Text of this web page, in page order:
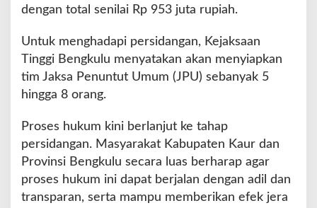
dengan total senilai Rp 953 juta rupiah.
Untuk menghadapi persidangan, Kejaksaan
Tinggi Bengkulu menyatakan akan menyiapkan
tim Jaksa Penuntut Umum (JPU) sebanyak 5
hingga 8 orang.
Proses hukum kini berlanjut ke tahap
persidangan. Masyarakat Kabupaten Kaur dan
Provinsi Bengkulu secara luas berharap agar
proses hukum ini dapat berjalan dengan adil dan
transparan, serta mampu memberikan efek jera